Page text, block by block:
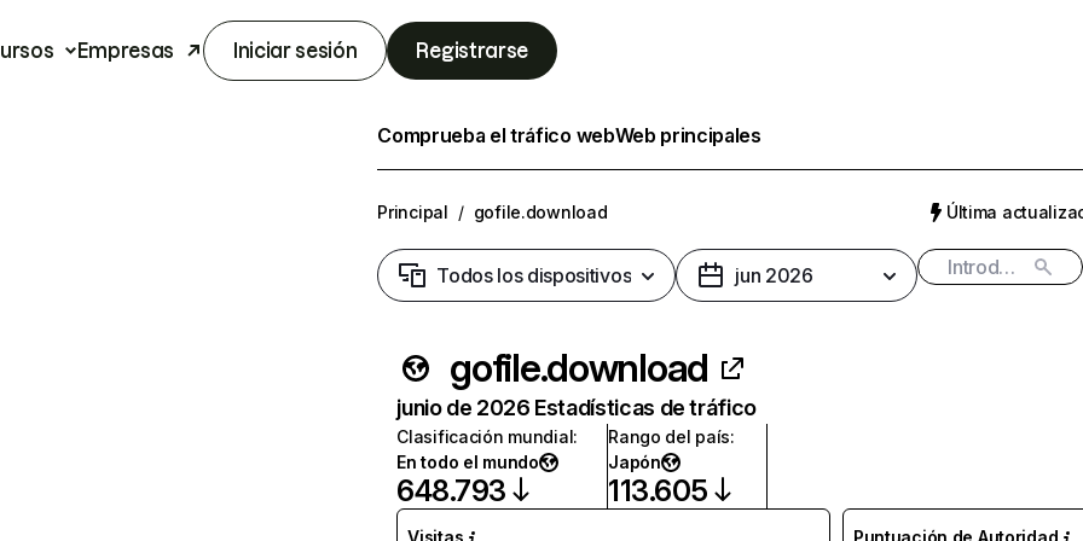
Empresas Iniciar sesión Registrarse
Comprueba el tráfico webWeb principales
Principal / gofile.download Última
Todos los dispositivos jun 2026
gofile.download
junio de 2026 Estadísticas de tráfico
Clasificación mundial:
En todo el mundo
648.793
Rango del país:
Japón
113.605
Visitas Puntuación de Autoridad